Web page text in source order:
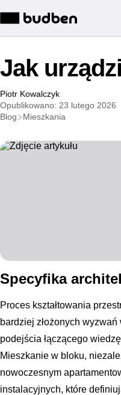
Jak
Piotr Kowalczyk
Opublikowano: 23 lutego 2026
Blog
Mieszkania
Specyfika
Proces kształtowania
bardziej złożonych
podejścia łączącego
Mieszkanie w bloku,
nowoczesnym
instalacyjnych, które